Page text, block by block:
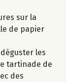
sur la
de papier
les
tartinade de
des